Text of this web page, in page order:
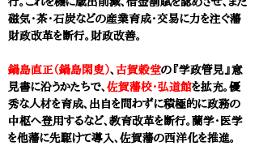
磁気・茶・石炭などの産業育成・交易に力を注ぐ藩
財政改革を断行。財政改善。
鍋島直正（鍋島閑叟）、 古賀穀堂の 『学政管見』意
見書に沿うかたちで、 佐賀藩校・弘道館を拡充。優
秀な人材を育成、出自を問わずに積極的に政務の
中枢へ登用するなど、教育改革を断行。蘭学・医学
を他藩に先駆けて導入、佐賀藩の西洋化を推進。